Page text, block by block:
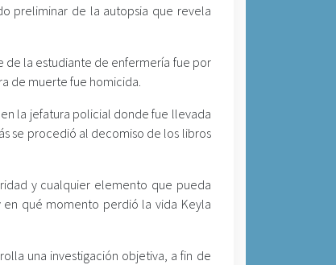
preliminar de la autopsia que revela
de la estudiante de enfermería fue por
de muerte fue homicida.
la jefatura policial donde fue llevada
se procedió al decomiso de los libros
y cualquier elemento que pueda
qué momento perdió la vida Keyla
una investigación objetiva, a fin de